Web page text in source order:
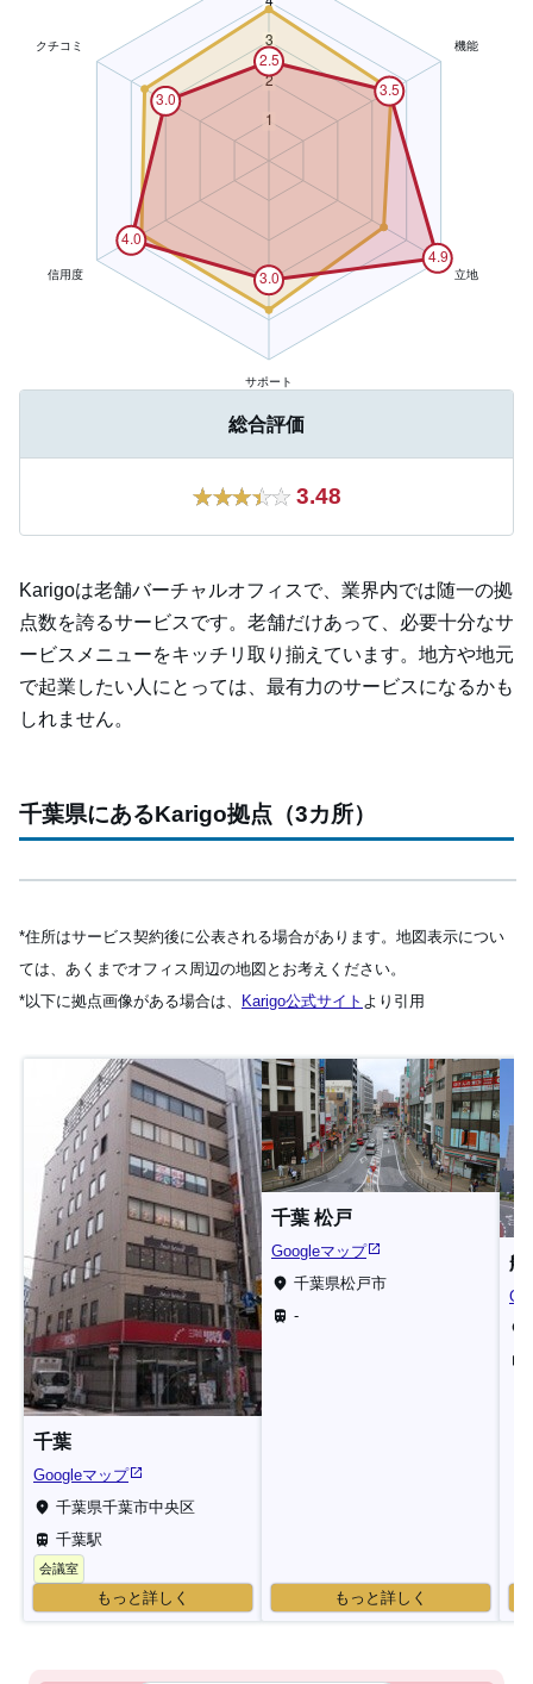
総合評価
3.48
Karigoは老舗バーチャルオフィスで、業界内では随一の拠
点数を誇るサービスです。老舗だけあって、必要十分なサ
ービスメニューをキッチリ取り揃えています。地方や地元
で起業したい人にとっては、最有力のサービスになるかも
しれません。
千葉県にあるKarigo拠点（3カ所）
−
*住所はサービス契約後に公表される場合があります。地図表示につい
ては、あくまでオフィス周辺の地図とお考えください。
*以下に拠点画像がある場合は、
Karigo公式サイト より引用
千葉
Googleマップ
千葉県千葉市中央区
千葉駅
会議室
もっと詳しく
千葉 松戸
Googleマップ
千葉県松戸市
-
もっと詳しく
船